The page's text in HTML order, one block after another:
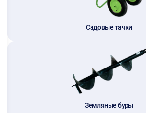
Садовые тачки
Земляные буры